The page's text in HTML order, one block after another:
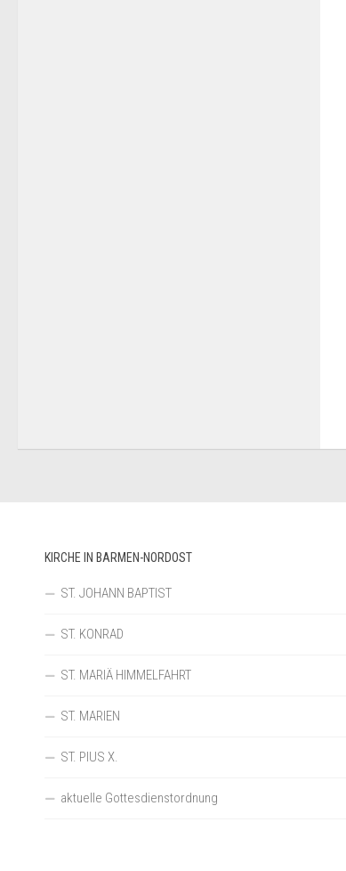
KIRCHE IN BARMEN-NORDOST
ST. JOHANN BAPTIST
ST. KONRAD
ST. MARIÄ HIMMELFAHRT
ST. MARIEN
ST. PIUS X.
aktuelle Gottesdienstordnung